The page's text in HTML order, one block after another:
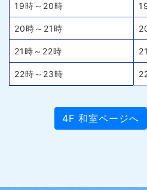
19時～20時
20時～21時
21時～22時
22時～23時
4F 和室ページへ